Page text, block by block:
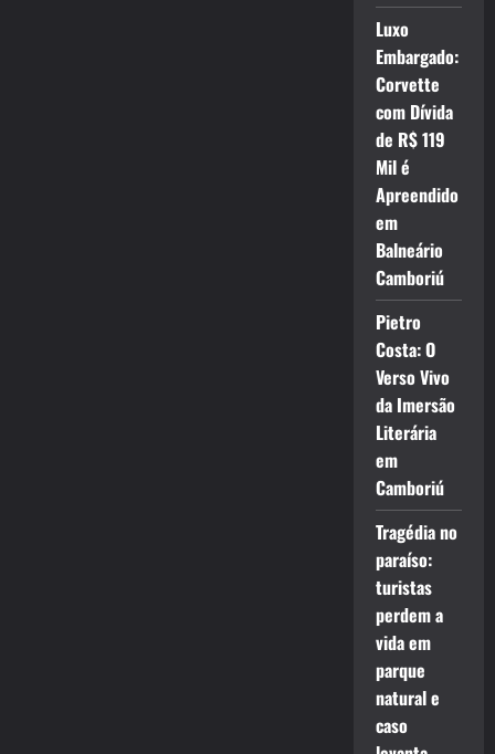
Luxo
Embargado:
Corvette
com Dívida
de R$ 119
Mil é
Apreendido
em
Balneário
Camboriú
Pietro
Costa: O
Verso Vivo
da Imersão
Literária
em
Camboriú
Tragédia no
paraíso:
turistas
perdem a
vida em
parque
natural e
caso